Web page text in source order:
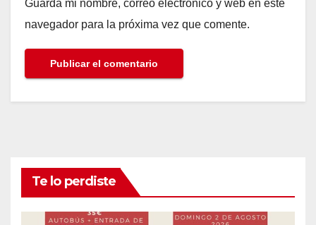
Guarda mi nombre, correo electrónico y web en este
navegador para la próxima vez que comente.
Te lo perdiste